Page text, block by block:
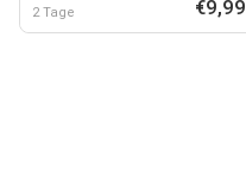
2 Tage €9,99